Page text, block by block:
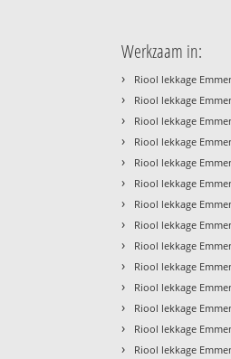
Werkzaam in:
› Riool lekkage
› Riool lekkage
› Riool lekkage
› Riool lekkage
› Riool lekkage
› Riool lekkage
› Riool lekkage
› Riool lekkage
› Riool lekkage
› Riool lekkage
› Riool lekkage
› Riool lekkage
› Riool lekkage
› Riool lekkage